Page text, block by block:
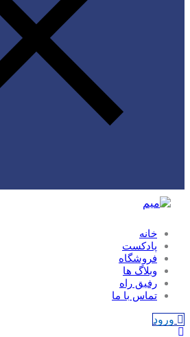
خانه
پادکست
فروشگاه
وبلاگ ها
رفیق راه
تماس با ما
ورود